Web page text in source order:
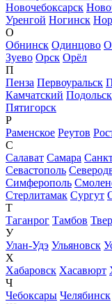
Новочебоксарск
Уренгой Ногинск
О
Обнинск Одинцово
Зуево Орск Орёл
П
Пенза Первоуральск
Камчатский Подольск
Пятигорск
Р
Раменское Реутов
С
Салават Самара
Севастополь
Симферополь
Стерлитамак Сургут
Т
Таганрог Тамбов
У
Улан-Удэ Ульяновск
Х
Хабаровск Хасавюрт
Ч
Чебоксары Челябинск